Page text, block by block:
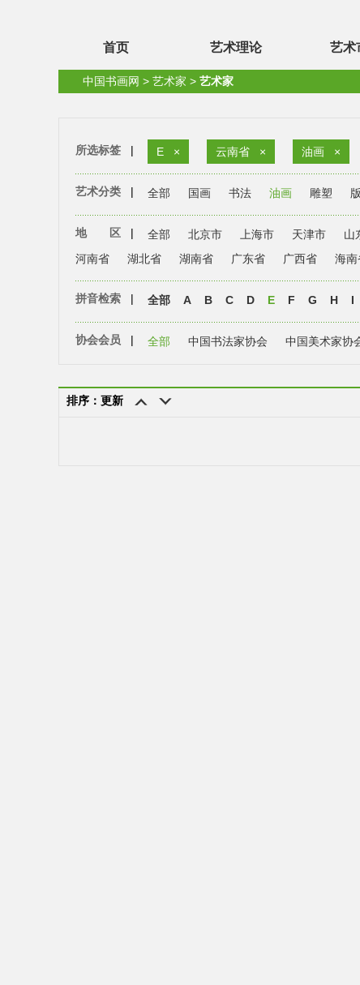
首页 艺术理论 艺术
中国书画网 > 艺术家 > 艺术家
所选标签 | E × 云南省 × 油画 ×
艺术分类 | 全部 国画 书法 油画 雕塑
地 区 | 全部 北京市 上海市 天津市 山
河南省
湖北省 湖南省 广东省 广西省 海南
拼音检索 | 全部 A B C D E F G H I
协会会员 | 全部 中国书法家协会 中国美术家协
排序：更新